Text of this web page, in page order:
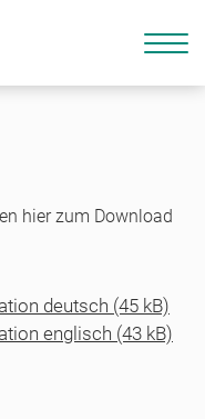
hier zum Download
deutsch (45 kB)
englisch (43 kB)